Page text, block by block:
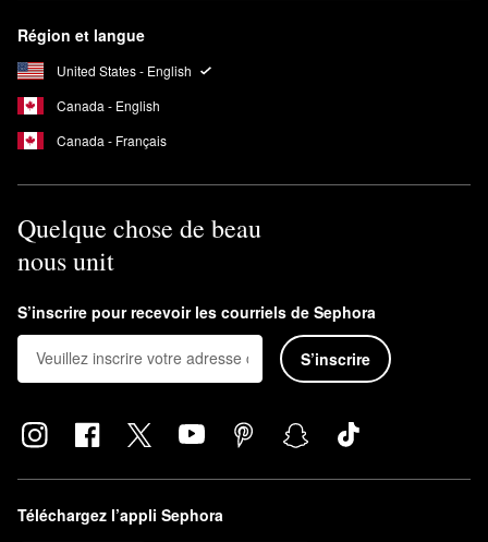
Région et langue
United States - English
Canada - English
Canada - Français
Quelque chose de beau
nous unit
S’inscrire pour recevoir les courriels de Sephora
S’inscrire
Téléchargez l’appli Sephora